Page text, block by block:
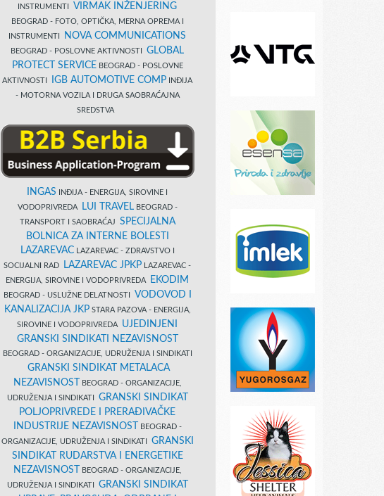
INSTRUMENTI VIRMAK INŽENJERING
BEOGRAD - FOTO, OPTIČKA, MERNA OPREMA I
INSTRUMENTI
NOVA COMMUNICATIONS
BEOGRAD - POSLOVNE AKTIVNOSTI GLOBAL
PROTECT SERVICE BEOGRAD - POSLOVNE
AKTIVNOSTI
IGB AUTOMOTIVE COMP INĐIJA
- MOTORNA VOZILA I DRUGA SAOBRAĆAJNA
SREDSTVA
INGAS INĐIJA - ENERGIJA, SIROVINE I
VODOPRIVREDA
LUI TRAVELBEOGRAD -
TRANSPORT I SAOBRAĆAJ SPECIJALNA
BOLNICA ZA INTERNE BOLESTI
LAZAREVACLAZAREVAC - ZDRAVSTVO I
SOCIJALNI RAD
LAZAREVAC JPKP LAZAREVAC -
ENERGIJA, SIROVINE I VODOPRIVREDA
EKODIM
BEOGRAD - USLUŽNE DELATNOSTI VODOVOD I
KANALIZACIJA JKPSTARA PAZOVA - ENERGIJA,
SIROVINE I VODOPRIVREDA UJEDINJENI
GRANSKI SINDIKATI NEZAVISNOST
BEOGRAD - ORGANIZACIJE, UDRUŽENJA I SINDIKATI
GRANSKI SINDIKAT METALACA
NEZAVISNOST
BEOGRAD - ORGANIZACIJE,
UDRUŽENJA I SINDIKATI GRANSKI SINDIKAT
POLJOPRIVREDE I PRERAĐIVAČKE
INDUSTRIJE NEZAVISNOST
BEOGRAD -
ORGANIZACIJE, UDRUŽENJA I SINDIKATI GRANSKI
SINDIKAT RUDARSTVA I ENERGETIKE
NEZAVISNOST
BEOGRAD - ORGANIZACIJE,
UDRUŽENJA I SINDIKATI GRANSKI SINDIKAT